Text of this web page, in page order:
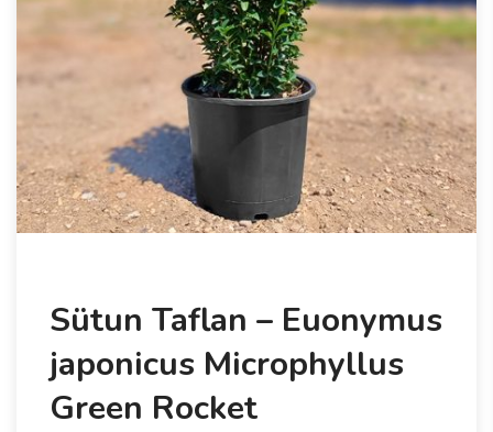
Sütun Taflan – Euonymus
japonicus Microphyllus
Green Rocket